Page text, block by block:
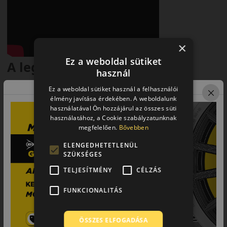
A legújabb generáció
A Michelin CrossClimate 3 a sorozat legújabb generációs
abroncsa, amely még jobb biztonságot és teljesítményt nyújt
egész évben. Innovatív fejlesztéseinek köszönhetően a
prémium kategóriában is kiemelkedik.
×
Ez a weboldal sütiket
használ
Ez a weboldal sütiket használ a felhasználói
élmény javítása érdekében. A weboldalunk
használatával Ön hozzájárul az összes süti
használatához, a Cookie szabályzatunknak
megfelelően. Bővebben
ELENGEDHETETLENÜL
SZÜKSÉGES
TELJESÍTMÉNY
CÉLZÁS
FUNKCIONALITÁS
ÖSSZES ELFOGADÁSA